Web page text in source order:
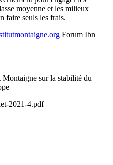
moyenne et les milieux
faire seuls les frais.
Forum Ibn
sur la stabilité du
2021-4.pdf